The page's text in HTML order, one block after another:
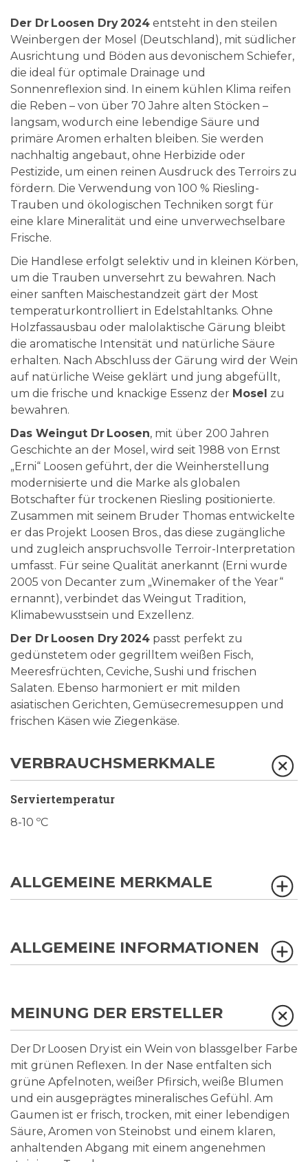
Der Dr Loosen Dry 2024 entsteht in den steilen
Weinbergen der Mosel (Deutschland), mit südlicher
Ausrichtung und Böden aus devonischem Schiefer,
die ideal für optimale Drainage und
Sonnenreflexion sind. In einem kühlen Klima reifen
die Reben – von über 70 Jahre alten Stöcken –
langsam, wodurch eine lebendige Säure und
primäre Aromen erhalten bleiben. Sie werden
nachhaltig angebaut, ohne Herbizide oder
Pestizide, um einen reinen Ausdruck des Terroirs zu
fördern. Die Verwendung von 100 % Riesling-
Trauben und ökologischen Techniken sorgt für
eine klare Mineralität und eine unverwechselbare
Frische.
Die Handlese erfolgt selektiv und in kleinen Körben,
um die Trauben unversehrt zu bewahren. Nach
einer sanften Maischestandzeit gärt der Most
temperaturkontrolliert in Edelstahltanks. Ohne
Holzfassausbau oder malolaktische Gärung bleibt
die aromatische Intensität und natürliche Säure
erhalten. Nach Abschluss der Gärung wird der Wein
auf natürliche Weise geklärt und jung abgefüllt,
um die frische und knackige Essenz der Mosel zu
bewahren.
Das Weingut Dr Loosen, mit über 200 Jahren
Geschichte an der Mosel, wird seit 1988 von Ernst
„Erni“ Loosen geführt, der die Weinherstellung
modernisierte und die Marke als globalen
Botschafter für trockenen Riesling positionierte.
Zusammen mit seinem Bruder Thomas entwickelte
er das Projekt Loosen Bros., das diese zugängliche
und zugleich anspruchsvolle Terroir-Interpretation
umfasst. Für seine Qualität anerkannt (Erni wurde
2005 von Decanter zum „Winemaker of the Year“
ernannt), verbindet das Weingut Tradition,
Klimabewusstsein und Exzellenz.
Der Dr Loosen Dry 2024 passt perfekt zu
gedünstetem oder gegrilltem weißen Fisch,
Meeresfrüchten, Ceviche, Sushi und frischen
Salaten. Ebenso harmoniert er mit milden
asiatischen Gerichten, Gemüsecremesuppen und
frischen Käsen wie Ziegenkäse.
VERBRAUCHSMERKMALE
Serviertemperatur
8-10 ºC
ALLGEMEINE MERKMALE
ALLGEMEINE INFORMATIONEN
MEINUNG DER ERSTELLER
Der Dr Loosen Dry ist ein Wein von blassgelber Farbe
mit grünen Reflexen. In der Nase entfalten sich
grüne Apfelnoten, weißer Pfirsich, weiße Blumen
und ein ausgeprägtes mineralisches Gefühl. Am
Gaumen ist er frisch, trocken, mit einer lebendigen
Säure, Aromen von Steinobst und einem klaren,
anhaltenden Abgang mit einem angenehmen